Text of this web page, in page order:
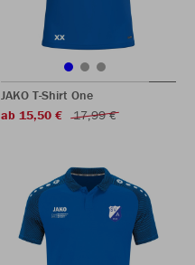
JAKO T-Shirt One
ab 15,50 €
17,99 €